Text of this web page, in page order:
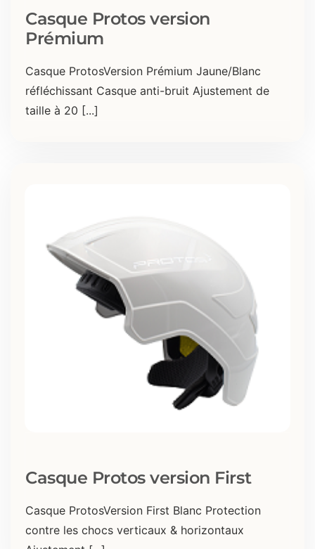
Casque Protos version
Prémium
Casque ProtosVersion Prémium Jaune/Blanc
réfléchissant Casque anti-bruit Ajustement de
taille à 20 [...]
Casque Protos version First
Casque ProtosVersion First Blanc Protection
contre les chocs verticaux & horizontaux